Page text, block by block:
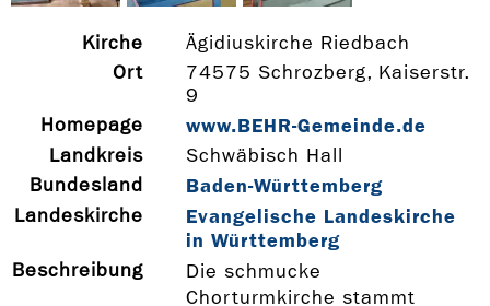
Kirche
Ägidiuskirche Riedbach
Ort
74575 Schrozberg, Kaiserstr.
9
Homepage
www.BEHR-­Gemeinde.de
Landkreis
Schwäbisch Hall
Bundesland
Baden-Württemberg
Landeskirche
Evangelische Landeskirche
in Württemberg
Beschreibung
Die schmucke
Chorturmkirche stammt